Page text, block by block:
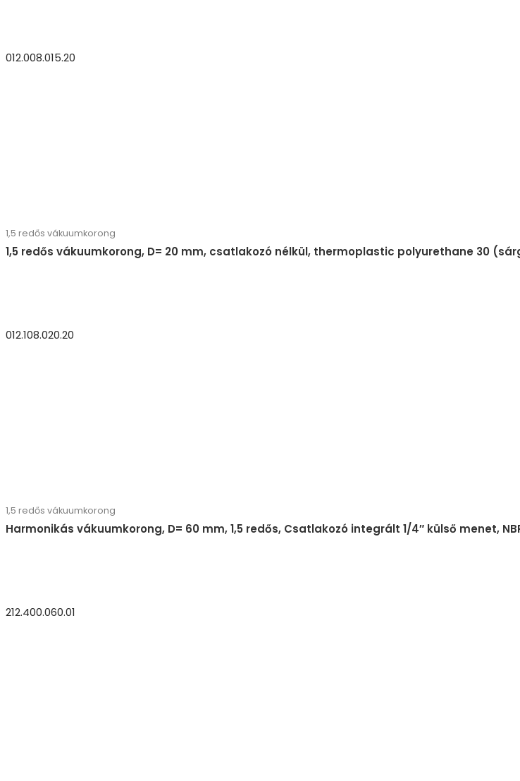
012.008.015.20
1,5 redős vákuumkorong
1,5 redős vákuumkorong, D= 20 mm, csatlakozó nélkül, thermoplastic polyurethane 30
012.108.020.20
1,5 redős vákuumkorong
Harmonikás vákuumkorong, D= 60 mm, 1,5 redős, Csatlakozó integrált 1/4″ külső menet,
212.400.060.01